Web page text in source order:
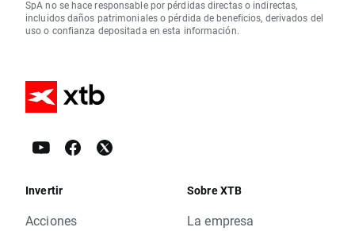
SpA no se hace responsable por pérdidas directas o indirectas,
incluidos daños patrimoniales o pérdida de beneficios, derivados del
uso o confianza depositada en esta información.
Invertir
Acciones
Sobre XTB
La empresa